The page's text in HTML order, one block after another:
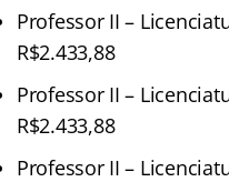
Professor II –
R$2.433,88
Professor II –
R$2.433,88
Professor II –